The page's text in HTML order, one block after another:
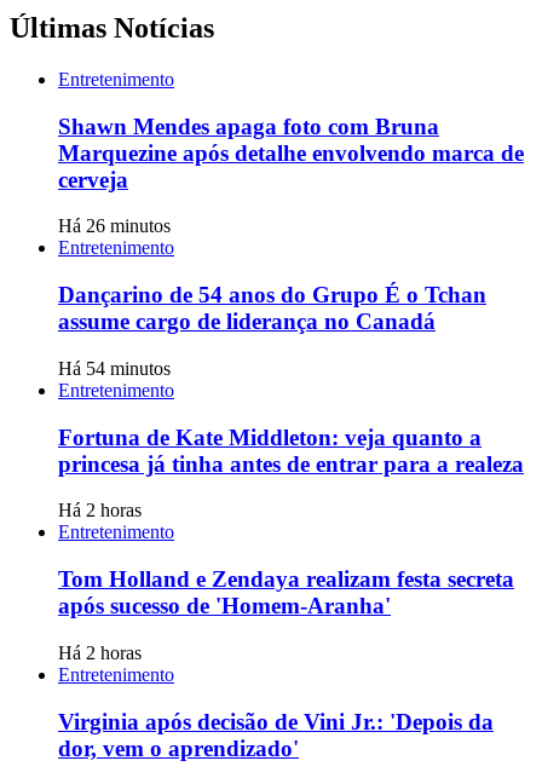
Últimas Notícias
Entretenimento
Shawn Mendes apaga foto com Bruna
Marquezine após detalhe envolvendo marca de
cerveja
Há 26 minutos
Entretenimento
Dançarino de 54 anos do Grupo É o Tchan
assume cargo de liderança no Canadá
Há 54 minutos
Entretenimento
Fortuna de Kate Middleton: veja quanto a
princesa já tinha antes de entrar para a realeza
Há 2 horas
Entretenimento
Tom Holland e Zendaya realizam festa secreta
após sucesso de 'Homem-Aranha'
Há 2 horas
Entretenimento
Virginia após decisão de Vini Jr.: 'Depois da
dor, vem o aprendizado'